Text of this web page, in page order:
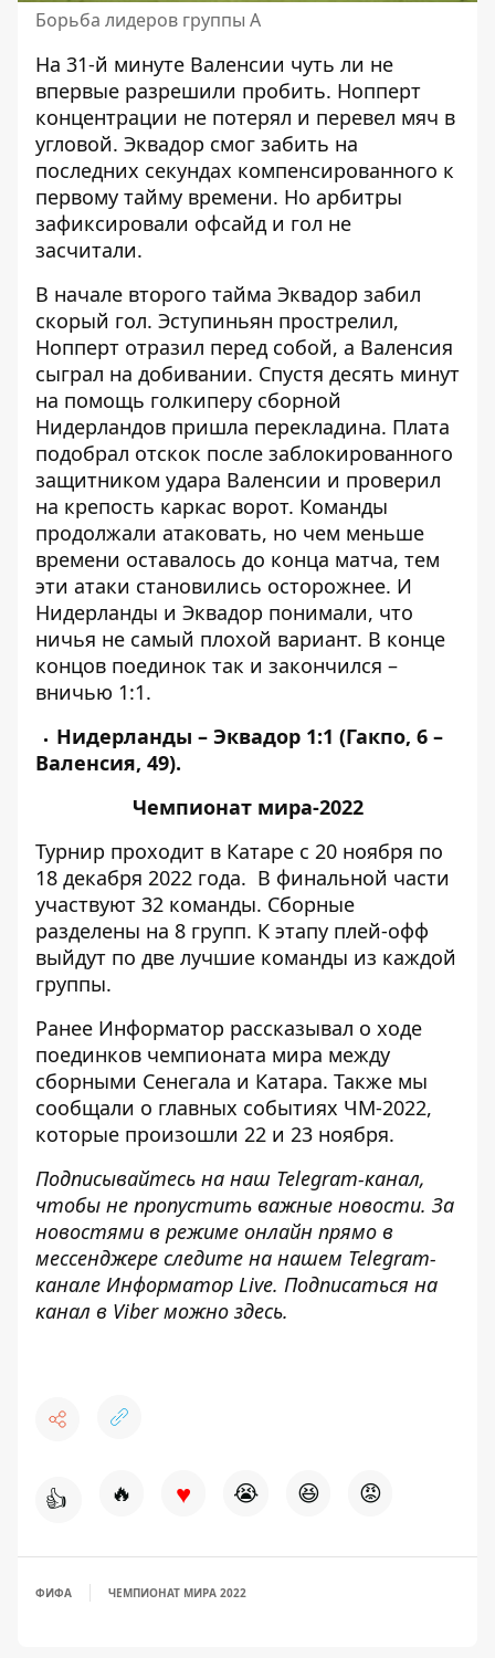
Борьба лидеров группы А
На 31-й минуте Валенсии чуть ли не
впервые разрешили пробить. Нопперт
концентрации не потерял и перевел мяч в
угловой. Эквадор смог забить на
последних секундах компенсированного к
первому тайму времени. Но арбитры
зафиксировали офсайд и гол не
засчитали.
В начале второго тайма Эквадор забил
скорый гол. Эступиньян прострелил,
Нопперт отразил перед собой, а Валенсия
сыграл на добивании. Спустя десять минут
на помощь голкиперу сборной
Нидерландов пришла перекладина. Плата
подобрал отскок после заблокированного
защитником удара Валенсии и проверил
на крепость каркас ворот. Команды
продолжали атаковать, но чем меньше
времени оставалось до конца матча, тем
эти атаки становились осторожнее. И
Нидерланды и Эквадор понимали, что
ничья не самый плохой вариант. В конце
концов поединок так и закончился –
вничью 1:1.
Нидерланды – Эквадор 1:1 (Гакпо, 6 –
Валенсия, 49).
Чемпионат мира-2022
Турнир проходит в Катаре с 20 ноября по
18 декабря 2022 года. В финальной части
участвуют 32 команды. Сборные
разделены на 8 групп. К этапу плей-офф
выйдут по две лучшие команды из каждой
группы.
Ранее Информатор рассказывал о ходе
поединков чемпионата мира между
сборными Сенегала и Катара. Также мы
сообщали о главных событиях ЧМ-2022,
которые произошли 22 и 23 ноября.
Подписывайтесь на наш Telegram-канал,
чтобы не пропустить важные новости. За
новостями в режиме онлайн прямо в
мессенджере следите на нашем Telegram-
канале Информатор Live. Подписаться на
канал в Viber можно здесь.
👍 🔥 ♥ 😭 😆 😡
ФИФА ЧЕМПИОНАТ МИРА 2022